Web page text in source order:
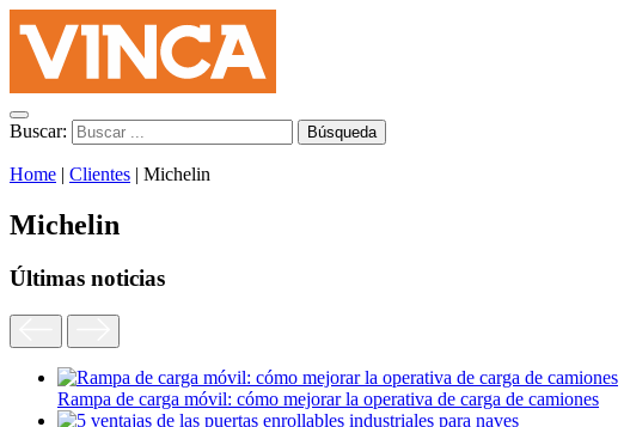
Buscar:
Home | Clientes | Michelin
Michelin
Últimas noticias
Rampa de carga móvil: cómo mejorar la operativa de carga de camiones